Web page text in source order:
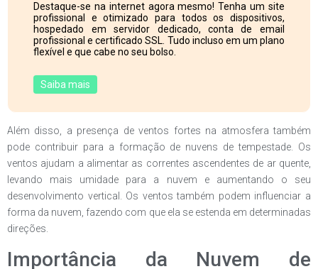
Destaque-se na internet agora mesmo! Tenha um site
profissional e otimizado para todos os dispositivos,
hospedado em servidor dedicado, conta de email
profissional e certificado SSL. Tudo incluso em um plano
flexível e que cabe no seu bolso.
Saiba mais
Além disso, a presença de ventos fortes na atmosfera também
pode contribuir para a formação de nuvens de tempestade. Os
ventos ajudam a alimentar as correntes ascendentes de ar quente,
levando mais umidade para a nuvem e aumentando o seu
desenvolvimento vertical. Os ventos também podem influenciar a
forma da nuvem, fazendo com que ela se estenda em determinadas
direções.
Importância da Nuvem de